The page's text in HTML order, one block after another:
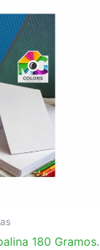
180 Gramos.